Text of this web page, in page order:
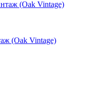
(Oak Vintage)